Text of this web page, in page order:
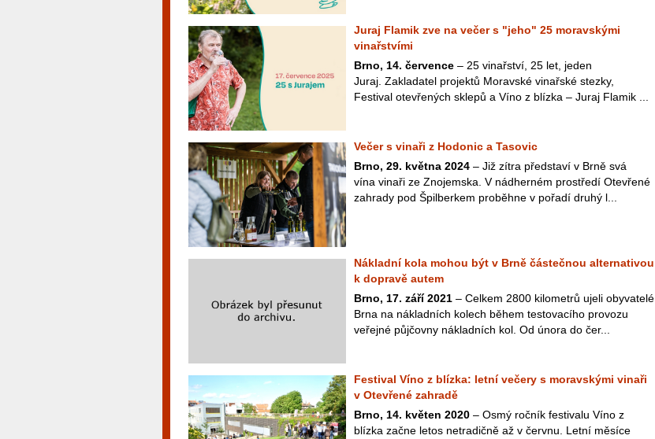
Juraj Flamik zve na večer s "jeho" 25 moravskými
vinařstvími
Brno, 14. července – 25 vinařství, 25 let, jeden
Juraj. Zakladatel projektů Moravské vinařské stezky,
Festival otevřených sklepů a Víno z blízka – Juraj Flamik ...
Večer s vinaři z Hodonic a Tasovic
Brno, 29. května 2024 – Již zítra představí v Brně svá
vína vinaři ze Znojemska. V nádherném prostředí Otevřené
zahrady pod Špilberkem proběhne v pořadí druhý l...
Nákladní kola mohou být v Brně částečnou alternativou
k dopravě autem
Brno, 17. září 2021 – Celkem 2800 kilometrů ujeli obyvatelé
Brna na nákladních kolech během testovacího provozu
veřejné půjčovny nákladních kol. Od února do čer...
Festival Víno z blízka: letní večery s moravskými vinaři
v Otevřené zahradě
Brno, 14. květen 2020 – Osmý ročník festivalu Víno z
blízka začne letos netradičně až v červnu. Letní měsíce